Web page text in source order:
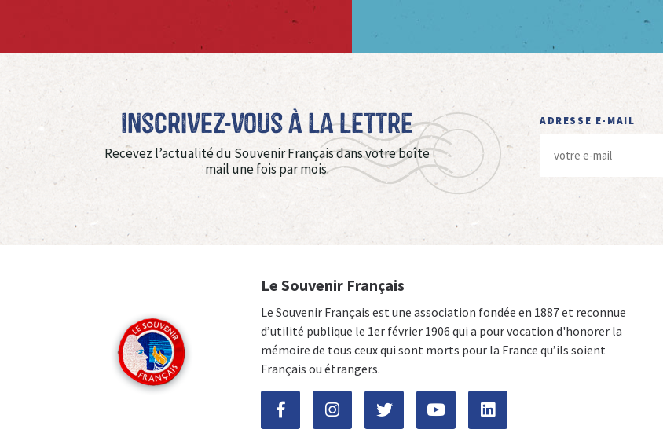
Inscrivez-vous à La Lettre
Recevez l’actualité du Souvenir Français dans votre boîte
mail une fois par mois.
ADRESSE E-MAIL
Le Souvenir Français
Le Souvenir Français est une association fondée en 1887 et reconnue
d’utilité publique le 1er février 1906 qui a pour vocation d'honorer la
mémoire de tous ceux qui sont morts pour la France qu’ils soient
Français ou étrangers.